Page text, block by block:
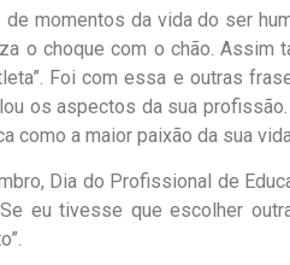
momentos da vida do ser
o choque com o chão. Assim
Foi com essa e outras
os aspectos da sua
como a maior paixão da sua
Dia do Profissional de
eu tivesse que escolher